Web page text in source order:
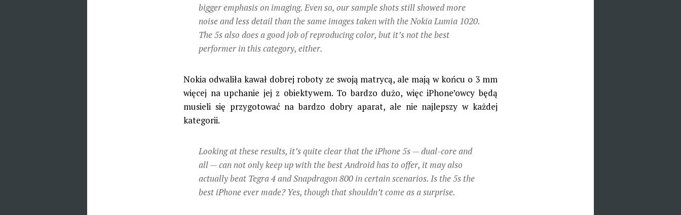
bigger emphasis on imaging. Even so, our sample shots still showed more
noise and less detail than the same images taken with the Nokia Lumia 1020.
The 5s also does a good job of reproducing color, but it’s not the best
performer in this category, either.
Nokia odwaliła kawał dobrej roboty ze swoją matrycą, ale mają w końcu o 3 mm
więcej na upchanie jej z obiektywem. To bardzo dużo, więc iPhone’owcy będą
musieli się przygotować na bardzo dobry aparat, ale nie najlepszy w każdej
kategorii.
Looking at these results, it’s quite clear that the iPhone 5s — dual-core and
all — can not only keep up with the best Android has to offer, it may also
actually beat Tegra 4 and Snapdragon 800 in certain scenarios. Is the 5s the
best iPhone ever made? Yes, though that shouldn’t come as a surprise.